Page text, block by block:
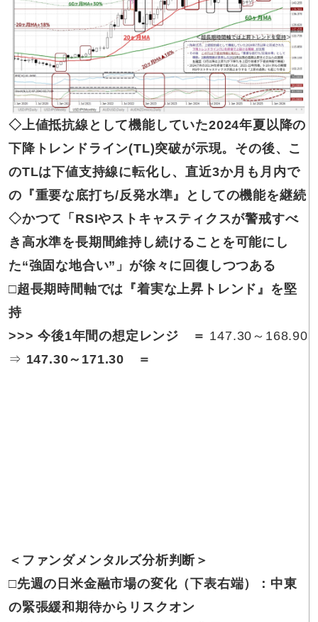
◇上値抵抗線 として機能していた2024年夏以降の
下降トレンドライン(TL)突破が示現。その後、こ
のTLは下値支持線に転化し、直近3か月も月内で
の『重要な底打ち/反発水準』としての機能を継続
◇かつて 「RSIやストキャスティクスが警戒すべ
き高水準を長期間維持し続けることを可能にし
た“強固な地合い”」が徐々に回復しつつある
□超長期時間軸では
『着実な上昇トレンド』を堅
持
>>>今後1年間の想定レンジ ＝ 147.30～168.90
⇒ 147.30～171.30 ＝
＜ファンダメンタルズ分析判断＞
□先週の 日米金融市場の変化（下表右端）：中東
の緊張緩和期待からリスクオン